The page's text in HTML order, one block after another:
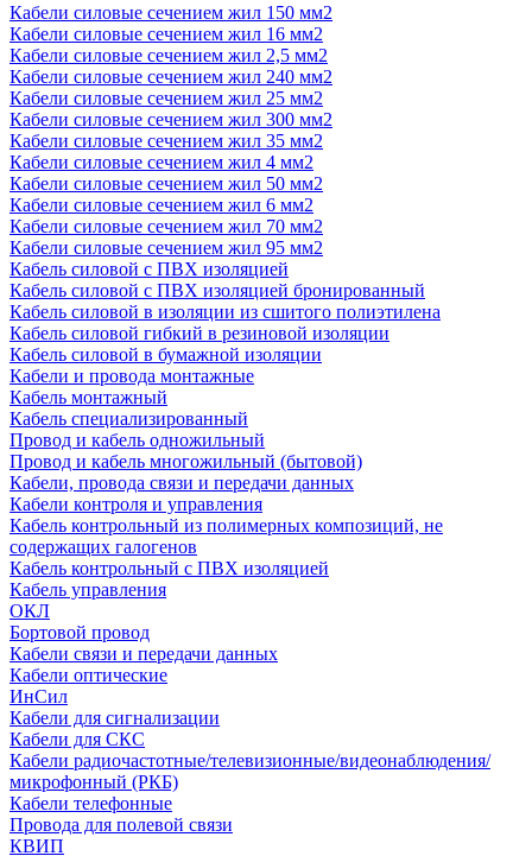
Кабели силовые сечением жил 150 мм2
Кабели силовые сечением жил 16 мм2
Кабели силовые сечением жил 2,5 мм2
Кабели силовые сечением жил 240 мм2
Кабели силовые сечением жил 25 мм2
Кабели силовые сечением жил 300 мм2
Кабели силовые сечением жил 35 мм2
Кабели силовые сечением жил 4 мм2
Кабели силовые сечением жил 50 мм2
Кабели силовые сечением жил 6 мм2
Кабели силовые сечением жил 70 мм2
Кабели силовые сечением жил 95 мм2
Кабель силовой с ПВХ изоляцией
Кабель силовой с ПВХ изоляцией бронированный
Кабель силовой в изоляции из сшитого полиэтилена
Кабель силовой гибкий в резиновой изоляции
Кабель силовой в бумажной изоляции
Кабели и провода монтажные
Кабель монтажный
Кабель специализированный
Провод и кабель одножильный
Провод и кабель многожильный (бытовой)
Кабели, провода связи и передачи данных
Кабели контроля и управления
Кабель контрольный из полимерных композиций, не
содержащих галогенов
Кабель контрольный с ПВХ изоляцией
Кабель управления
ОКЛ
Бортовой провод
Кабели связи и передачи данных
Кабели оптические
ИнСил
Кабели для сигнализации
Кабели для СКС
Кабели радиочастотные/телевизионные/видеонаблюдения/
микрофонный (РКБ)
Кабели телефонные
Провода для полевой связи
КВИП